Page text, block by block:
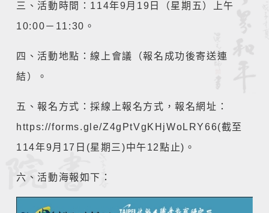
三、活動時間：114年9月19日（星期五）上午
10:00－11:30。
四、活動地點：線上會議（報名成功後寄送連
結）。
五、報名方式：採線上報名方式，報名網址：
https://forms.gle/Z4gPtVgKHjWoLRY66(截至
114年9月17日(星期三)中午12點止)。
六、活動海報如下：